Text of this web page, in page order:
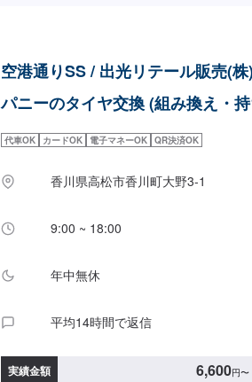
空港通りSS / 出光リテール販売(
パニーのタイヤ交換 (組み換え・
代車OK カードOK 電子マネーOK QR決済OK
香川県高松市香川町大野3-1
9:00 ~ 18:00
年中無休
平均14時間で返信
実績金額 6,600円〜